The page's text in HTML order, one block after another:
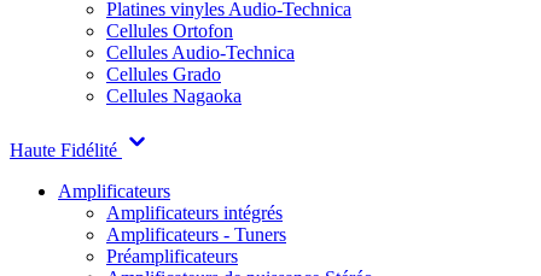
Platines vinyles Audio-Technica
Cellules Ortofon
Cellules Audio-Technica
Cellules Grado
Cellules Nagaoka
Haute Fidélité
Amplificateurs
Amplificateurs intégrés
Amplificateurs - Tuners
Préamplificateurs